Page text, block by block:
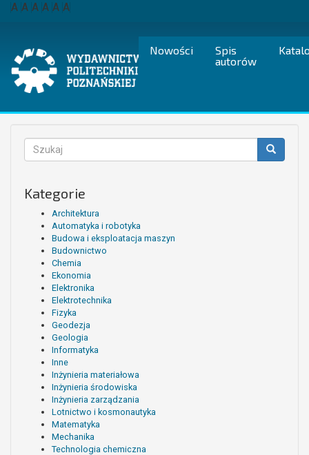
Przejdź
A A A A A A
Nowości
Spis
autorów
Formularz
wyszukiwania
Kategorie
Architektura
Automatyka i robotyka
Budowa i eksploatacja maszyn
Budownictwo
Chemia
Ekonomia
Elektronika
Elektrotechnika
Fizyka
Geodezja
Geologia
Informatyka
Inne
Inżynieria materiałowa
Inżynieria środowiska
Inżynieria zarządzania
Lotnictwo i kosmonautyka
Matematyka
Mechanika
Technologia chemiczna